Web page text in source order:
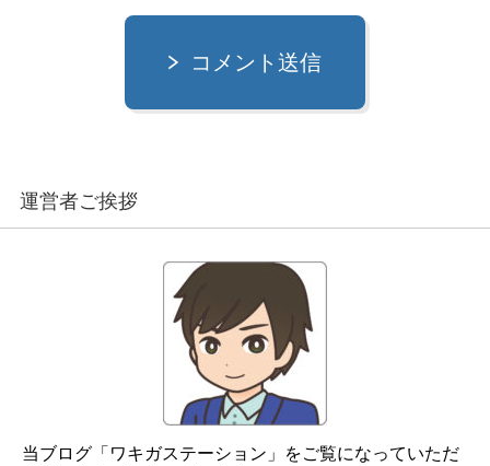
コメント送信
運営者ご挨拶
当ブログ「ワキガステーション」をご覧になっていただ